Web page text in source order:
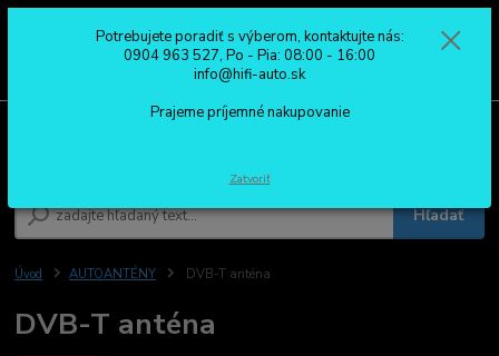
Hľadať
0904 963 527
Po - Pia: 08:00 - 16:00
Úvod AUTOANTÉNY DVB-T anténa
DVB-T anténa
Potrebujete poradiť s výberom, kontaktujte nás:
0904 963 527, Po - Pia: 08:00 - 16:00
info@hifi-auto.sk
Prajeme príjemné nakupovanie
Zatvoriť